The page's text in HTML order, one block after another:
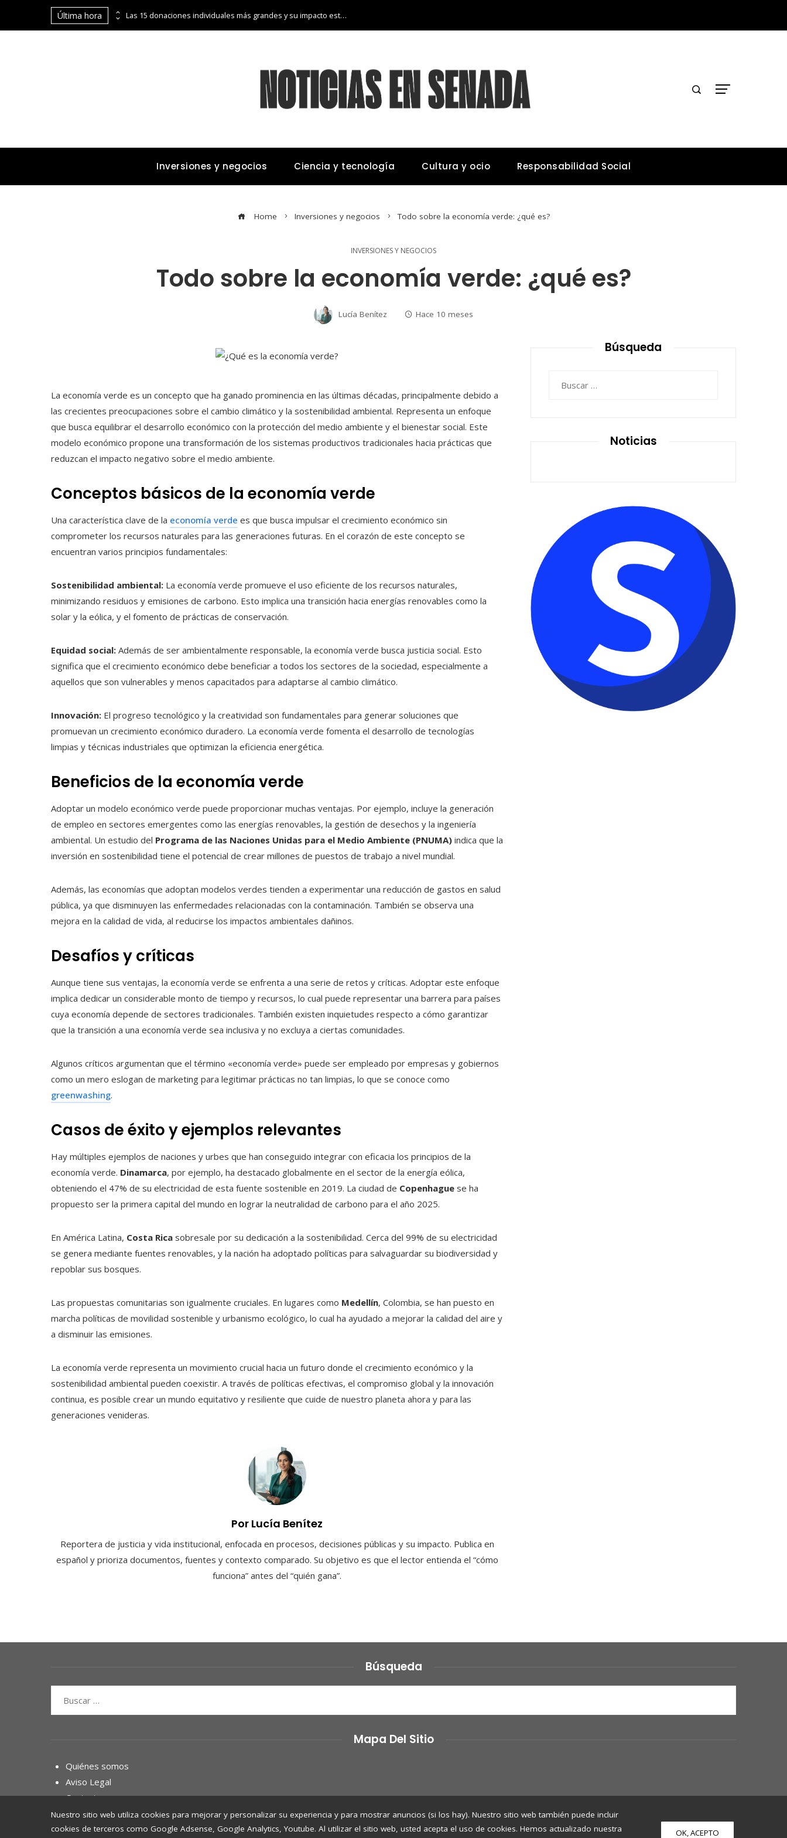
Nuestro sitio web utiliza cookies para mejorar y personalizar su experiencia y para mostrar anuncios (si los hay). Nuestro sitio web también puede incluir
cookies de terceros como Google Adsense, Google Analytics, Youtube. Al utilizar el sitio web, usted acepta el uso de cookies. Hemos actualizado nuestra
OK, ACEPTO
Última hora Las 15 donaciones individuales más grandes y su impacto estructural en sistemas educativos y sanitarios
Inversiones y negocios Ciencia y tecnología Cultura y ocio Responsabilidad Social
Home Inversiones y negocios Todo sobre la economía verde: ¿qué es?
INVERSIONES Y NEGOCIOS
Todo sobre la economía verde: ¿qué es?
Lucía Benítez Hace 10 meses
La economía verde es un concepto que ha ganado prominencia en las últimas décadas, principalmente debido a
las crecientes preocupaciones sobre el cambio climático y la sostenibilidad ambiental. Representa un enfoque
que busca equilibrar el desarrollo económico con la protección del medio ambiente y el bienestar social. Este
modelo económico propone una transformación de los sistemas productivos tradicionales hacia prácticas que
reduzcan el impacto negativo sobre el medio ambiente.
Conceptos básicos de la economía verde
Una característica clave de la economía verde es que busca impulsar el crecimiento económico sin
comprometer los recursos naturales para las generaciones futuras. En el corazón de este concepto se
encuentran varios principios fundamentales:
Sostenibilidad ambiental: La economía verde promueve el uso eficiente de los recursos naturales,
minimizando residuos y emisiones de carbono. Esto implica una transición hacia energías renovables como la
solar y la eólica, y el fomento de prácticas de conservación.
Equidad social: Además de ser ambientalmente responsable, la economía verde busca justicia social. Esto
significa que el crecimiento económico debe beneficiar a todos los sectores de la sociedad, especialmente a
aquellos que son vulnerables y menos capacitados para adaptarse al cambio climático.
Innovación: El progreso tecnológico y la creatividad son fundamentales para generar soluciones que
promuevan un crecimiento económico duradero. La economía verde fomenta el desarrollo de tecnologías
limpias y técnicas industriales que optimizan la eficiencia energética.
Beneficios de la economía verde
Adoptar un modelo económico verde puede proporcionar muchas ventajas. Por ejemplo, incluye la generación
de empleo en sectores emergentes como las energías renovables, la gestión de desechos y la ingeniería
ambiental. Un estudio del Programa de las Naciones Unidas para el Medio Ambiente (PNUMA) indica que la
inversión en sostenibilidad tiene el potencial de crear millones de puestos de trabajo a nivel mundial.
Además, las economías que adoptan modelos verdes tienden a experimentar una reducción de gastos en salud
pública, ya que disminuyen las enfermedades relacionadas con la contaminación. También se observa una
mejora en la calidad de vida, al reducirse los impactos ambientales dañinos.
Desafíos y críticas
Aunque tiene sus ventajas, la economía verde se enfrenta a una serie de retos y críticas. Adoptar este enfoque
implica dedicar un considerable monto de tiempo y recursos, lo cual puede representar una barrera para países
cuya economía depende de sectores tradicionales. También existen inquietudes respecto a cómo garantizar
que la transición a una economía verde sea inclusiva y no excluya a ciertas comunidades.
Algunos críticos argumentan que el término «economía verde» puede ser empleado por empresas y gobiernos
como un mero eslogan de marketing para legitimar prácticas no tan limpias, lo que se conoce como
greenwashing.
Casos de éxito y ejemplos relevantes
Hay múltiples ejemplos de naciones y urbes que han conseguido integrar con eficacia los principios de la
economía verde. Dinamarca, por ejemplo, ha destacado globalmente en el sector de la energía eólica,
obteniendo el 47% de su electricidad de esta fuente sostenible en 2019. La ciudad de Copenhague se ha
propuesto ser la primera capital del mundo en lograr la neutralidad de carbono para el año 2025.
En América Latina, Costa Rica sobresale por su dedicación a la sostenibilidad. Cerca del 99% de su electricidad
se genera mediante fuentes renovables, y la nación ha adoptado políticas para salvaguardar su biodiversidad y
repoblar sus bosques.
Las propuestas comunitarias son igualmente cruciales. En lugares como Medellín, Colombia, se han puesto en
marcha políticas de movilidad sostenible y urbanismo ecológico, lo cual ha ayudado a mejorar la calidad del aire y
a disminuir las emisiones.
La economía verde representa un movimiento crucial hacia un futuro donde el crecimiento económico y la
sostenibilidad ambiental pueden coexistir. A través de políticas efectivas, el compromiso global y la innovación
continua, es posible crear un mundo equitativo y resiliente que cuide de nuestro planeta ahora y para las
generaciones venideras.
Por Lucía Benítez
Reportera de justicia y vida institucional, enfocada en procesos, decisiones públicas y su impacto. Publica en
español y prioriza documentos, fuentes y contexto comparado. Su objetivo es que el lector entienda el “cómo
funciona” antes del “quién gana”.
Búsqueda
Noticias
Búsqueda
Mapa Del Sitio
Quiénes somos
Aviso Legal
Contacto